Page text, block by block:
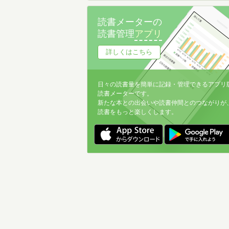
読書メーターの
読書管理アプリ
詳しくはこちら
日々の読書量を簡単に記録・管理できるアプリ
読書メーターです。
新たな本との出会いや読書仲間とのつながりが
読書をもっと楽しくします。